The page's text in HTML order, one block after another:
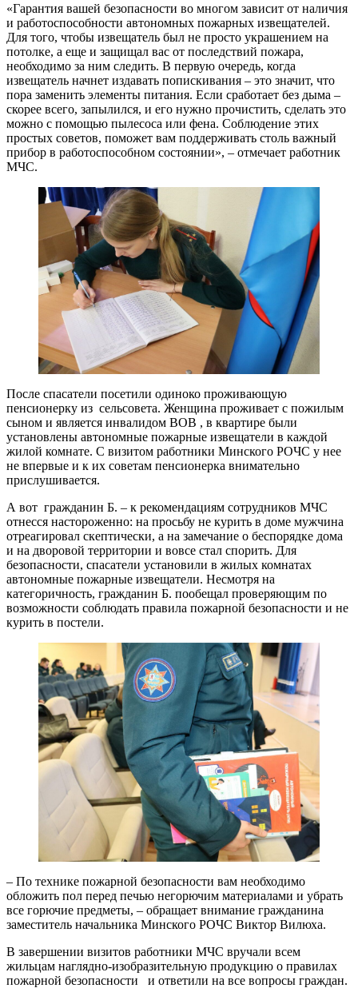
«Гарантия вашей безопасности во многом зависит от наличия
и работоспособности автономных пожарных извещателей.
Для того, чтобы извещатель был не просто украшением на
потолке, а еще и защищал вас от последствий пожара,
необходимо за ним следить. В первую очередь, когда
извещатель начнет издавать попискивания – это значит, что
пора заменить элементы питания. Если сработает без дыма –
скорее всего, запылился, и его нужно прочистить, сделать это
можно с помощью пылесоса или фена. Соблюдение этих
простых советов, поможет вам поддерживать столь важный
прибор в работоспособном состоянии», – отмечает работник
МЧС.
После спасатели посетили одиноко проживающую
пенсионерку из сельсовета. Женщина проживает с пожилым
сыном и является инвалидом ВОВ , в квартире были
установлены автономные пожарные извещатели в каждой
жилой комнате. С визитом работники Минского РОЧС у нее
не впервые и к их советам пенсионерка внимательно
прислушивается.
А вот гражданин Б. – к рекомендациям сотрудников МЧС
отнесся настороженно: на просьбу не курить в доме мужчина
отреагировал скептически, а на замечание о беспорядке дома
и на дворовой территории и вовсе стал спорить. Для
безопасности, спасатели установили в жилых комнатах
автономные пожарные извещатели. Несмотря на
категоричность, гражданин Б. пообещал проверяющим по
возможности соблюдать правила пожарной безопасности и не
курить в постели.
– По технике пожарной безопасности вам необходимо
обложить пол перед печью негорючим материалами и убрать
все горючие предметы, – обращает внимание гражданина
заместитель начальника Минского РОЧС Виктор Вилюха.
В завершении визитов работники МЧС вручали всем
жильцам наглядно-изобразительную продукцию о правилах
пожарной безопасности и ответили на все вопросы граждан.